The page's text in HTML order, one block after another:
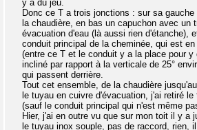
y a du jeu.
Donc ce T a trois jonctions : sur sa
la chaudière, en bas un capuchon avec un
évacuation d'eau (là aussi rien d'étanche),
conduit principal de la cheminée, qui est
(entre ce T et le conduit y a la place pour
incliné par rapport à la verticale de 25°
qui passent derrière.
Tout cet ensemble, de la chaudière
le tuyau en cuivre d'évacuation, j'ai retiré
(sauf le conduit principal qui n'est même
Hier, j'ai en outre vu que sur mon toit il y a
le tuyau inox souple, pas de raccord, rien,